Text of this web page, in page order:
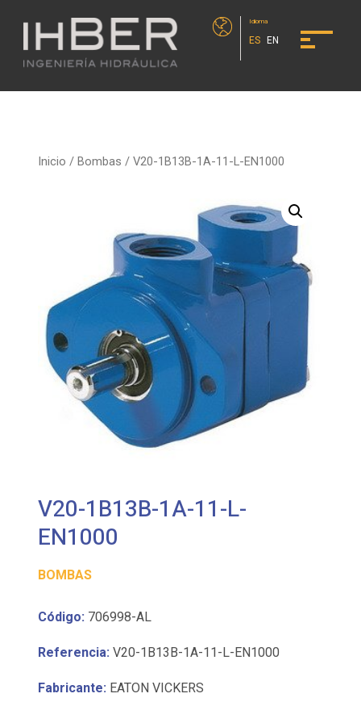
Idioma
ES EN
Inicio /Bombas / V20-1B13B-1A-11-L-EN1000
V20-1B13B-1A-11-L-
EN1000
BOMBAS
Código: 706998-AL
Referencia: V20-1B13B-1A-11-L-EN1000
Fabricante: EATON VICKERS